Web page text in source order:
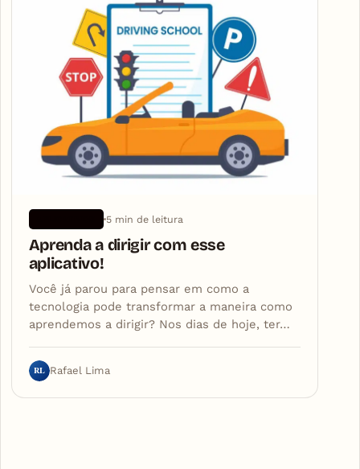
5 min de leitura
Aprenda a dirigir com esse
aplicativo!
Você já parou para pensar em como a
tecnologia pode transformar a maneira como
aprendemos a dirigir? Nos dias de hoje, ter…
RL Rafael Lima